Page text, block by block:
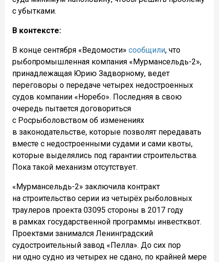
с убытками.
В контексте:
В конце сентября «Ведомости» сообщили, что
рыбопромышленная компания «Мурмансельдь-2»,
принадлежащая Юрию Задворному, ведет
переговоры о передаче четырех недостроенных
судов компании «Норебо». Последняя в свою
очередь пытается договориться
с Росрыболовством об изменениях
в законодательстве, которые позволят передавать
вместе с недостроенными судами и сами квоты,
которые выделялись под гарантии строительства.
Пока такой механизм отсутствует.
«Мурмансельдь-2» заключила контракт
на строительство серии из четырёх рыболовных
траулеров проекта 03095 стороны в 2017 году
в рамках государственной программы инвестквот.
Проектами занимался Ленинградский
судостроительный завод «Пелла». До сих пор
ни одно судно из четырех не сдано, по крайней мере